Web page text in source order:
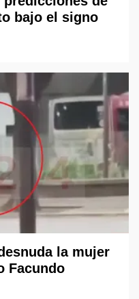
bajo el signo
la mujer
Facundo